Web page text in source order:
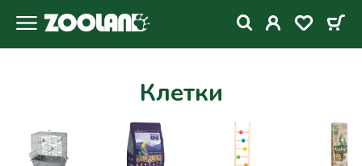
Клетки